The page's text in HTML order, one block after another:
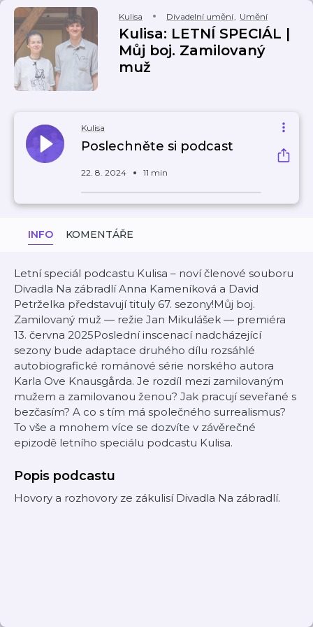
Kulisa Divadelní umění, Umění
Kulisa: LETNÍ SPECIÁL |
Můj boj. Zamilovaný
muž
Kulisa
Poslechněte si podcast
22. 8. 2024 11 min
INFO KOMENTÁŘE
Letní speciál podcastu Kulisa – noví členové souboru
Divadla Na zábradlí Anna Kameníková a David
Petrželka představují tituly 67. sezony!Můj boj.
Zamilovaný muž — režie Jan Mikulášek — premiéra
13. června 2025Poslední inscenací nadcházející
sezony bude adaptace druhého dílu rozsáhlé
autobiografické románové série norského autora
Karla Ove Knausgårda. Je rozdíl mezi zamilovaným
mužem a zamilovanou ženou? Jak pracují seveřané s
bezčasím? A co s tím má společného surrealismus?
To vše a mnohem více se dozvíte v závěrečné
epizodě letního speciálu podcastu Kulisa.
Popis podcastu
Hovory a rozhovory ze zákulisí Divadla Na zábradlí.